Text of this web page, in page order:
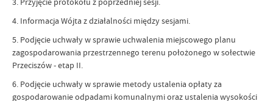
4. Informacja Wójta z działalności między sesjami.
5. Podjęcie uchwały w sprawie uchwalenia miejscowego planu
zagospodarowania przestrzennego terenu położonego w sołectwie
Przeciszów - etap II.
6. Podjęcie uchwały w sprawie metody ustalenia opłaty za
gospodarowanie odpadami komunalnymi oraz ustalenia wysokości